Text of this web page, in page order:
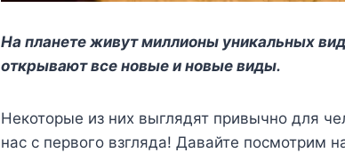
На планете живут миллионы уникальных
открывают все новые и новые виды.
Некоторые из них выглядят привычно для
нас с первого взгляда! Давайте посмотрим